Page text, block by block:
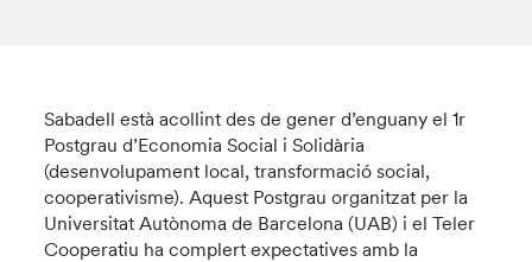
Sabadell està acollint des de gener d’enguany el 1r
Postgrau d’Economia Social i Solidària
(desenvolupament local, transformació social,
cooperativisme). Aquest Postgrau organitzat per la
Universitat Autònoma de Barcelona (UAB) i el Teler
Cooperatiu ha complert expectatives amb la